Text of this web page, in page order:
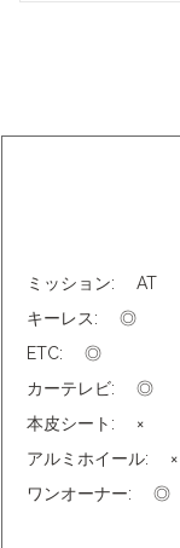
ミッション: AT
キーレス: ◎
ETC: ◎
カーテレビ: ◎
本皮シート: ×
アルミホイール: ×
ワンオーナー: ◎